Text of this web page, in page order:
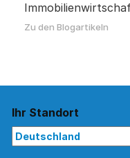
Zu den Blogartikeln
Ihr Standort